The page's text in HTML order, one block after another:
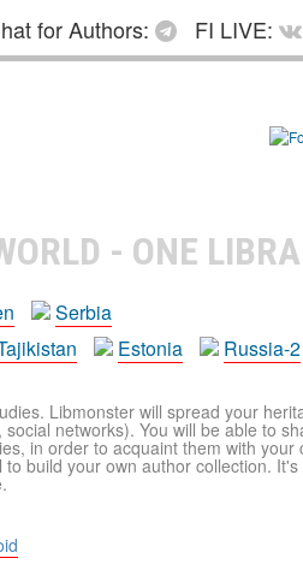
for Authors: FI LIVE:
- ONE
Serbia
Estonia Russia-2
Libmonster will spread your
networks). You will be able to
in order to acquaint them with your
build your own author collection.